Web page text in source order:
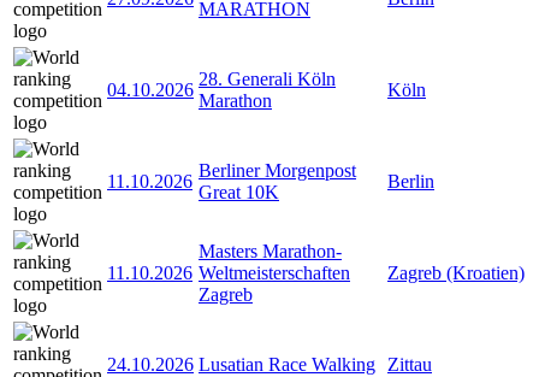
MARATHON
04.10.2026
28. Generali Köln
Marathon
Köln
11.10.2026
Berliner Morgenpost
Great 10K
Berlin
11.10.2026
Masters Marathon-
Weltmeisterschaften
Zagreb
Zagreb (Kroatien)
24.10.2026 Lusatian Race Walking Zittau